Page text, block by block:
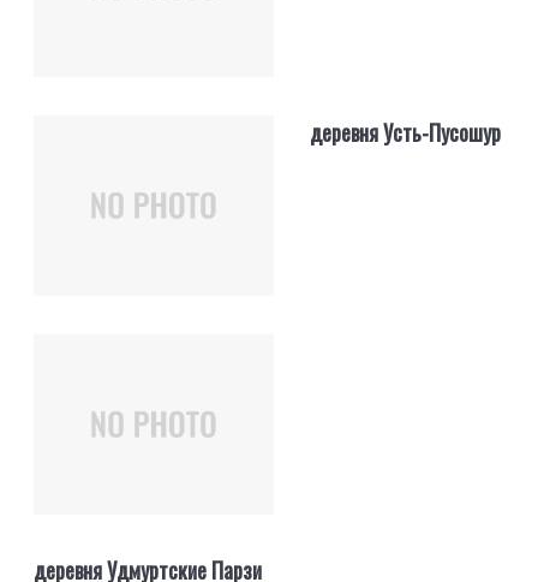
деревня Усть-Пусошур
деревня Удмуртские Парзи